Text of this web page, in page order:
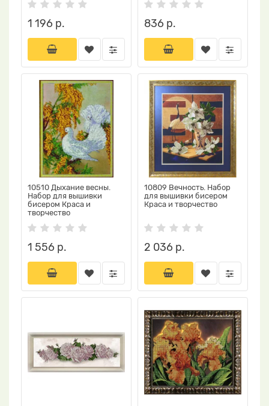
1 196 р. 836 р.
10510 Дыхание весны.
Набор для вышивки
бисером Краса и
творчество
1 556 р.
10809 Вечность. Набор
для вышивки бисером
Краса и творчество
2 036 р.